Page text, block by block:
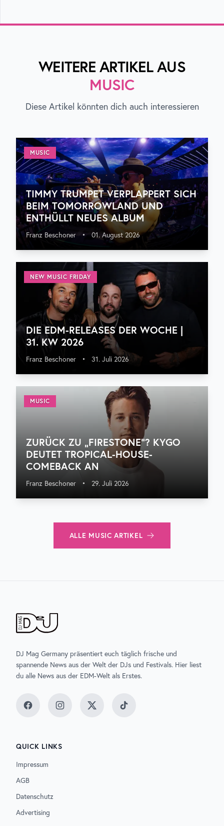
WEITERE ARTIKEL AUS
MUSIC
Diese Artikel könnten dich auch interessieren
MUSIC
TIMMY TRUMPET VERPLAPPERT SICH
BEIM TOMORROWLAND UND
ENTHÜLLT NEUES ALBUM
Franz Beschoner • 01. August 2026
NEW MUSIC FRIDAY
DIE EDM-RELEASES DER WOCHE |
31. KW 2026
Franz Beschoner • 31. Juli 2026
MUSIC
ZURÜCK ZU „FIRESTONE“? KYGO
DEUTET TROPICAL-HOUSE-
COMEBACK AN
Franz Beschoner • 29. Juli 2026
ALLE MUSIC ARTIKEL
DJ Mag Germany präsentiert euch täglich frische und
spannende News aus der Welt der DJs und Festivals. Hier liest
du alle News aus der EDM-Welt als Erstes.
FacebookInstagramTwitter TikTok
QUICK LINKS
Impressum
AGB
Datenschutz
Advertising